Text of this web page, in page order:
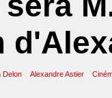
Delon Alexandre Astier